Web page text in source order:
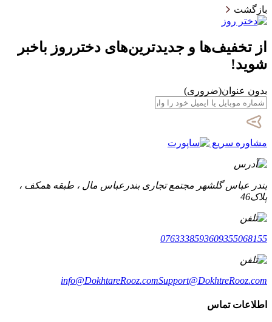
بازگشت
از تخفیف‌ها و جدیدترین‌های دخترروز باخبر
شوید!
بدون عنوان(ضروری)
مشاوره سریع
بندر عباس گلشهر مجتمع تجاری بندرعباس مال ، طبقه همکف ،
پلاک46
0763338593609355068155
info@DokhtareRooz.comSupport@DokhtreRooz.com
اطلاعات تماس